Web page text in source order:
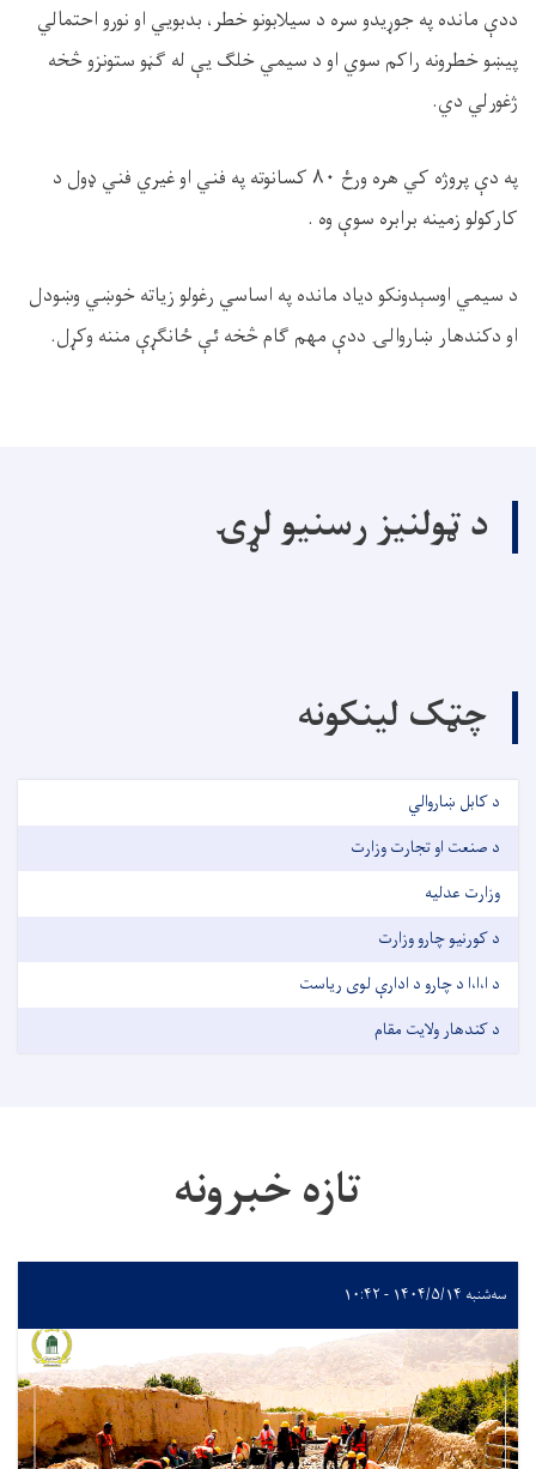
ددې مانده په جوړيدو سره د سيلابونو خطر، بدبويي او نورو احتمالي
پيښو خطرونه راکم سوي او د سيمي خلګ يې له ګڼو ستونزو څخه
ژغورلي دي.
په دې پروژه کي هره ورځ ۸۰ کسانوته په فني او غيري فني ډول د
کارکولو زمينه برابره سوې وه .
د سيمي اوسېدونکو دياد مانده په اساسي رغولو زياته خوښي وښودل
او دکندهار ښاروالۍ ددې مهم ګام څخه ئې ځانګړې مننه وکړل.
د ټولنیز رسنیو لړۍ
چټک لینکونه
د کابل ښاروالي
د صنعت او تجارت وزارت
وزارت عدليه
د کورنيو چارو وزارت
د ا،ا،ا د چارو د ادارې لوی رياست
د کندهار ولایت مقام
تازه خبرونه
سه‌شنبه ۱۴۰۴/۵/۱۴ - ۱۰:۴۲